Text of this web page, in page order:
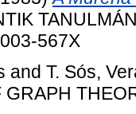
567X
and T. Sós,